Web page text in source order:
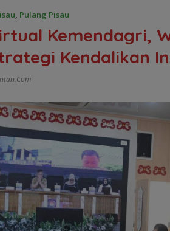
, Pulang Pisau
Kemendagri,
Kendalikan